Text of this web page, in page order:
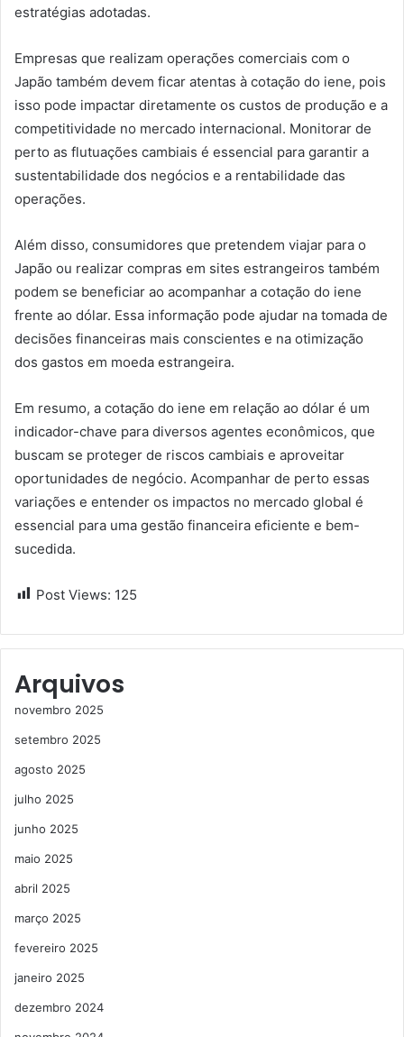
estratégias adotadas.
Empresas que realizam operações comerciais com o
Japão também devem ficar atentas à cotação do iene, pois
isso pode impactar diretamente os custos de produção e a
competitividade no mercado internacional. Monitorar de
perto as flutuações cambiais é essencial para garantir a
sustentabilidade dos negócios e a rentabilidade das
operações.
Além disso, consumidores que pretendem viajar para o
Japão ou realizar compras em sites estrangeiros também
podem se beneficiar ao acompanhar a cotação do iene
frente ao dólar. Essa informação pode ajudar na tomada de
decisões financeiras mais conscientes e na otimização
dos gastos em moeda estrangeira.
Em resumo, a cotação do iene em relação ao dólar é um
indicador-chave para diversos agentes econômicos, que
buscam se proteger de riscos cambiais e aproveitar
oportunidades de negócio. Acompanhar de perto essas
variações e entender os impactos no mercado global é
essencial para uma gestão financeira eficiente e bem-
sucedida.
Post Views: 125
Arquivos
novembro 2025
setembro 2025
agosto 2025
julho 2025
junho 2025
maio 2025
abril 2025
março 2025
fevereiro 2025
janeiro 2025
dezembro 2024